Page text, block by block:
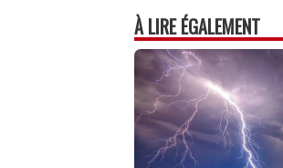
À LIRE ÉGALEMENT